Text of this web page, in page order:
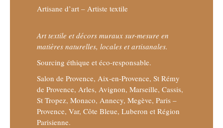
Artisane d’art – Artiste textile
Art textile et décors muraux sur-mesure en
matières naturelles, locales et artisanales.
Sourcing éthique et éco-responsable.
Salon de Provence, Aix-en-Provence, St Rémy
de Provence, Arles, Avignon, Marseille, Cassis,
St Tropez, Monaco, Annecy, Megève, Paris –
Provence, Var, Côte Bleue, Luberon et Région
Parisienne.